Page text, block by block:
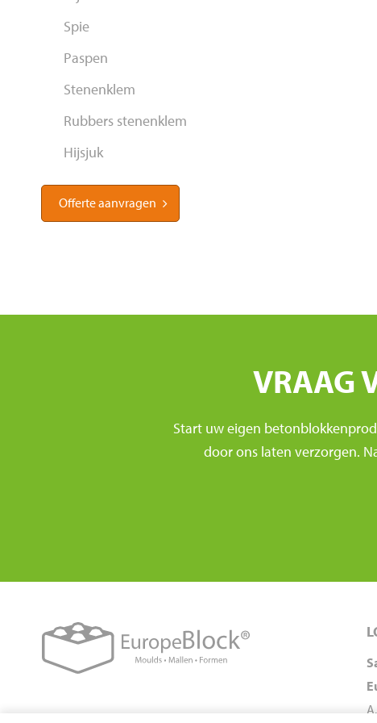
Spie
Paspen
Stenenklem
Rubbers stenenklem
Hijsjuk
Offerte aanvragen
VRAAG
Start uw eigen
door ons laten verzorgen.